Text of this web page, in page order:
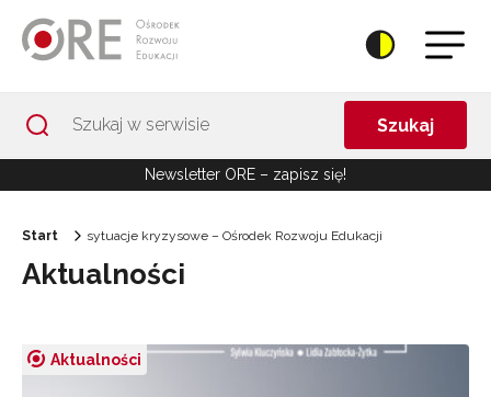
Szukaj
Newsletter ORE – zapisz się!
Start sytuacje kryzysowe – Ośrodek Rozwoju Edukacji
Aktualności
Aktualności